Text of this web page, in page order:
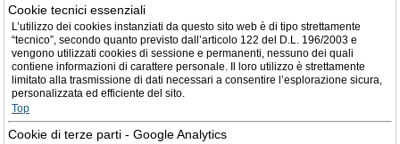
Cookie tecnici essenziali
L’utilizzo dei cookies instanziati da questo sito web è di tipo strettamente
“tecnico”, secondo quanto previsto dall’articolo 122 del D.L. 196/2003 e
vengono utilizzati cookies di sessione e permanenti, nessuno dei quali
contiene informazioni di carattere personale. Il loro utilizzo è strettamente
limitato alla trasmissione di dati necessari a consentire l’esplorazione sicura,
personalizzata ed efficiente del sito.
Top
Cookie di terze parti - Google Analytics